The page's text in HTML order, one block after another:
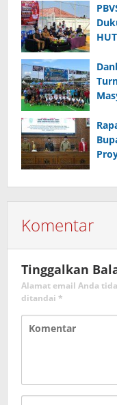
Komentar
Tinggalkan
Alamat email Anda
ditandai *